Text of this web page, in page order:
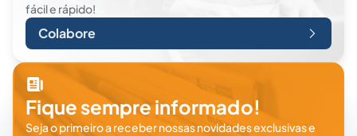
fácil e rápido!
Colabore
Fique sempre informado!
Seja o primeiro a receber nossas novidades exclusivas e